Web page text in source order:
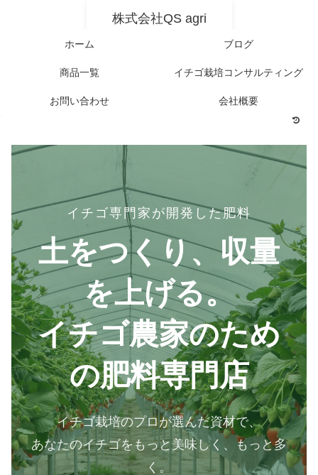
株式会社QS agri
ホーム ブログ
商品一覧 イチゴ栽培コンサルティング
お問い合わせ 会社概要
イチゴ専門家が開発した肥料
土をつくり、収量
を上げる。
イチゴ農家のため
の肥料専門店
イチゴ栽培のプロが選んだ資材で、
あなたのイチゴをもっと美味しく、もっと多
く。